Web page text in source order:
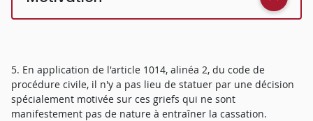
5. En application de l'article 1014, alinéa 2, du code de
procédure civile, il n'y a pas lieu de statuer par une décision
spécialement motivée sur ces griefs qui ne sont
manifestement pas de nature à entraîner la cassation.